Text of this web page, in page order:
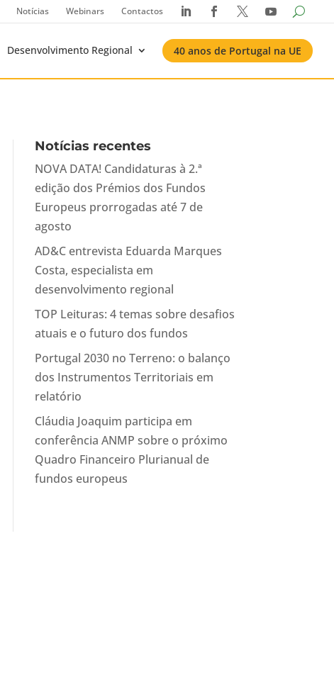
Notícias Webinars Contactos    
Desenvolvimento Regional 40 anos de Portugal na UE
Notícias recentes
NOVA DATA! Candidaturas à 2.ª
edição dos Prémios dos Fundos
Europeus prorrogadas até 7 de
agosto
AD&C entrevista Eduarda Marques
Costa, especialista em
desenvolvimento regional
TOP Leituras: 4 temas sobre desafios
atuais e o futuro dos fundos
Portugal 2030 no Terreno: o balanço
dos Instrumentos Territoriais em
relatório
Cláudia Joaquim participa em
conferência ANMP sobre o próximo
Quadro Financeiro Plurianual de
fundos europeus